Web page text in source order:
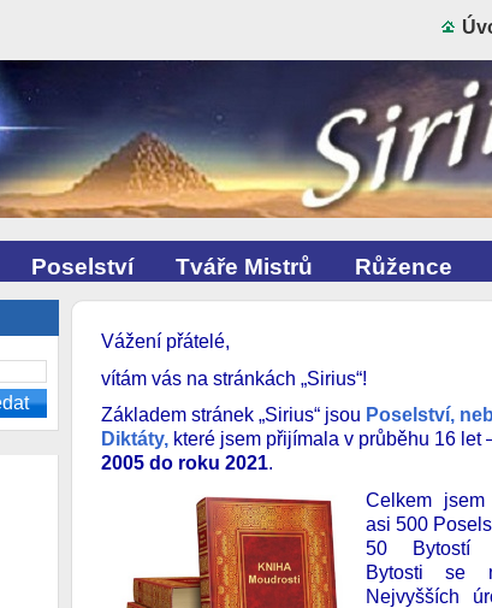
Poselství Tváře Mistrů Růžence
Vážení přátelé,
vítám vás na stránkách „Sirius“!
Základem stránek „Sirius“ jsou Poselství,
Diktáty, které jsem přijímala v průběhu 16 let
2005 do roku 2021.
Celkem
asi 500
50 Bytostí
Bytosti se
Nejvyšších